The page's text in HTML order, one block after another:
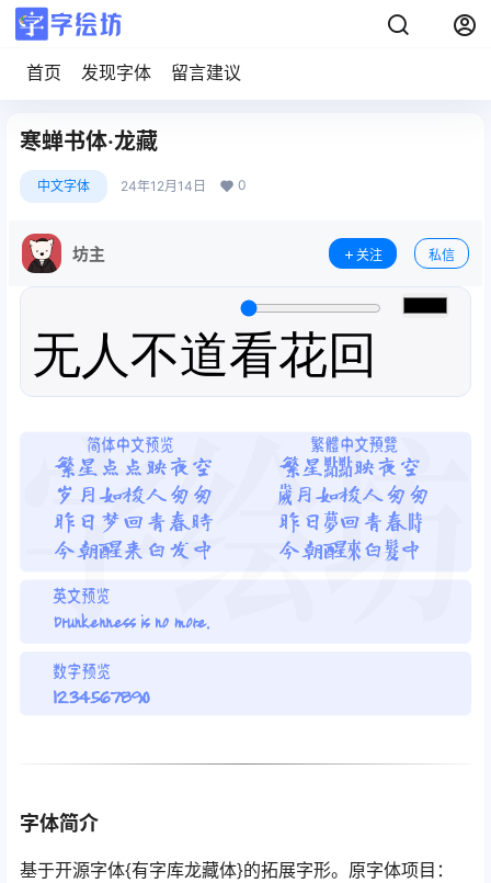
首页 发现字体 留言建议
寒蝉书体·龙藏
中文字体 24年12月14日 0
坊主 关注 私信
无人不道看花回
字体简介
基于开源字体{有字库龙藏体}的拓展字形。原字体项目：